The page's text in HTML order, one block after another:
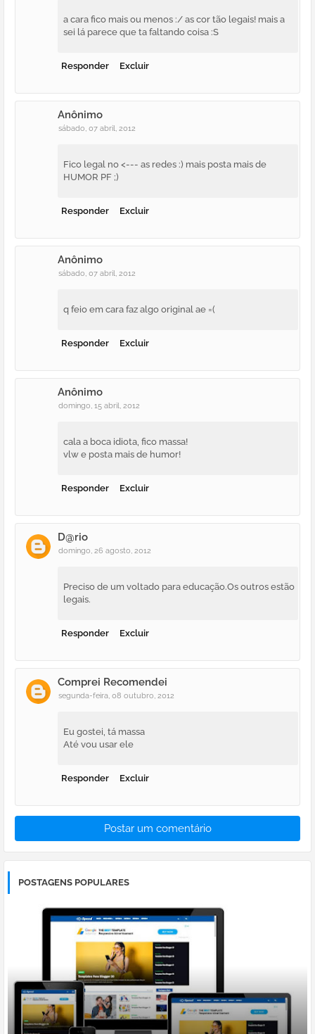
a cara fico mais ou menos :/ as cor tão legais! mais a
sei lá parece que ta faltando coisa :S
Responder Excluir
Anônimo
sábado, 07 abril, 2012
Fico legal no <--- as redes :) mais posta mais de
HUMOR PF ;)
Responder Excluir
Anônimo
sábado, 07 abril, 2012
q feio em cara faz algo original ae =(
Responder Excluir
Anônimo
domingo, 15 abril, 2012
cala a boca idiota, fico massa!
vlw e posta mais de humor!
Responder Excluir
D@rio
domingo, 26 agosto, 2012
Preciso de um voltado para educação.Os outros estão
legais.
Responder Excluir
Comprei Recomendei
segunda-feira, 08 outubro, 2012
Eu gostei, tá massa
Até vou usar ele
Responder Excluir
Postar um comentário
POSTAGENS POPULARES